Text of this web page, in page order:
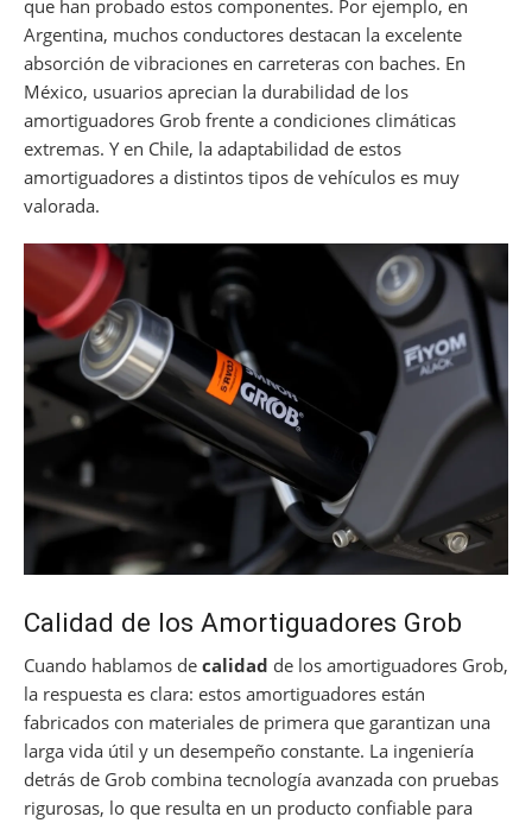
que han probado estos componentes. Por ejemplo, en
Argentina, muchos conductores destacan la excelente
absorción de vibraciones en carreteras con baches. En
México, usuarios aprecian la durabilidad de los
amortiguadores Grob frente a condiciones climáticas
extremas. Y en Chile, la adaptabilidad de estos
amortiguadores a distintos tipos de vehículos es muy
valorada.
Calidad de los Amortiguadores Grob
Cuando hablamos de calidad de los amortiguadores Grob,
la respuesta es clara: estos amortiguadores están
fabricados con materiales de primera que garantizan una
larga vida útil y un desempeño constante. La ingeniería
detrás de Grob combina tecnología avanzada con pruebas
rigurosas, lo que resulta en un producto confiable para